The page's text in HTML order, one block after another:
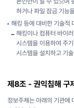
하거나 파일 잠금 기능
해킹 등에 대비한 기술적
해킹이나 컴퓨터 바이
시스템을 이용하여 주
시스템을 설치하고 기
제8조 - 권익침해 구
정보주체는 아래의 기관에